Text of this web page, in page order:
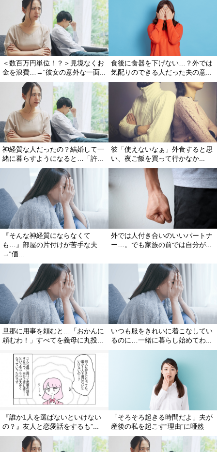
＜数百万円単位！？＞見境なくお
金を浪費…→“彼女の意外な一面...
食後に食器を下げない…？外では
気配りのできる人だった夫の意...
神経質な人だったの？結婚して一
緒に暮らすようになると…「許...
彼「使えないなぁ」外食すると思
い、夜ご飯を買って行かなか...
『そんな神経質にならなくて
も…』部屋の片付けが苦手な夫
→“価...
外では人付き合いのいいパートナ
ー…。でも家族の前では自分が...
旦那に用事を頼むと…「おかんに
頼むわ！」すべてを義母に丸投...
いつも服をきれいに着こなしてい
るのに…一緒に暮らし始めてわ...
『誰か1人を選ばないといけない
の？』友人と恋愛話をするも”...
「そろそろ起きる時間だよ」夫が
産後の私を起こす“理由”に唖然